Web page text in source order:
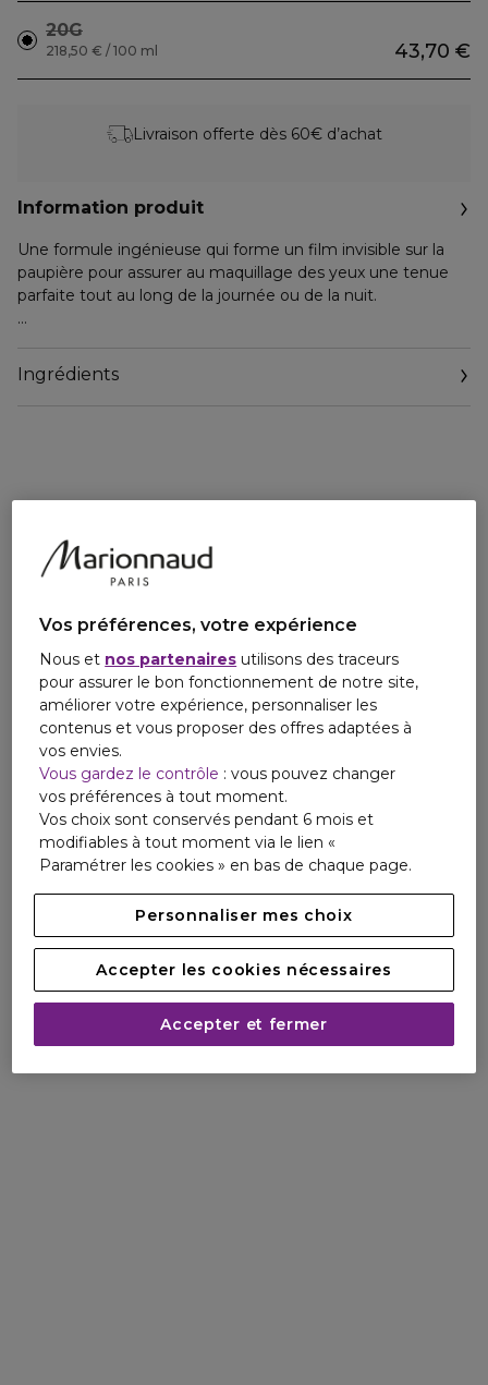
20G
43,70 €
218,50 € / 100 ml
Livraison offerte dès 60€ d’achat
Information produit
Une formule ingénieuse qui forme un film invisible sur la
paupière pour assurer au maquillage des yeux une tenue
parfaite tout au long de la journée ou de la nuit.
dans les plis de la paupière et de s'atténuer. Le maquillage
s'applique plus facilement et s'estompe parfaitement.
Ingrédients
Vos préférences, votre expérience
Nous et nos partenaires utilisons des traceurs
pour assurer le bon fonctionnement de notre site,
améliorer votre expérience, personnaliser les
contenus et vous proposer des offres adaptées à
vos envies.
Vous gardez le contrôle : vous pouvez changer
vos préférences à tout moment.
Vos choix sont conservés pendant 6 mois et
modifiables à tout moment via le lien «
Paramétrer les cookies » en bas de chaque page.
Personnaliser mes choix
Accepter les cookies nécessaires
Accepter et fermer